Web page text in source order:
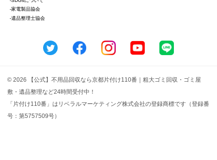
-家電製品協会
-遺品整理士協会
© 2026 【公式】不用品回収なら京都片付け110番｜粗大ゴミ回収・ゴミ屋
敷・遺品整理など24時間受付中！
「片付け110番」はリベラルマーケティング株式会社の登録商標です（登録番
号：第5757509号）